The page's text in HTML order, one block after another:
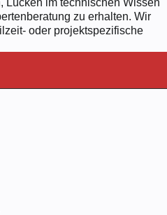
zu erhalten. Wir
oder projektspezifische